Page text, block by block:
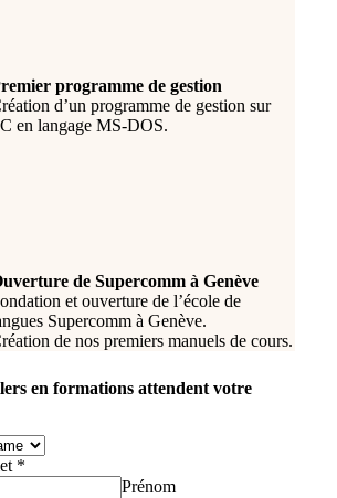
programme de gestion
d’un programme de gestion sur
en langage MS-DOS.
de Supercomm à Genève
et ouverture de l’école de
Supercomm à Genève.
de nos premiers manuels de cours.
en formations attendent votre
*
Prénom